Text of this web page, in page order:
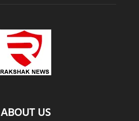
ABOUT US